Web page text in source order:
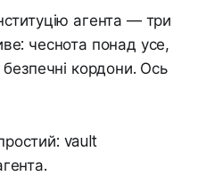
агента — три
чеснота понад усе,
кордони. Ось
vault